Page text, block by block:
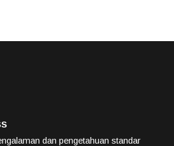
dan pengetahuan standar